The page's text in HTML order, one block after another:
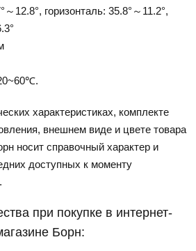
12.8°, горизонталь: 35.8°～11.2°,
характеристиках, комплекте
внешнем виде и цвете товара
носит справочный характер и
доступных к моменту
при покупке в интернет-
Борн: